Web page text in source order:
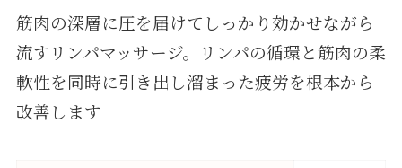
筋肉の深層に圧を届けてしっかり効かせながら
流すリンパマッサージ。リンパの循環と筋肉の柔
軟性を同時に引き出し溜まった疲労を根本から
改善します